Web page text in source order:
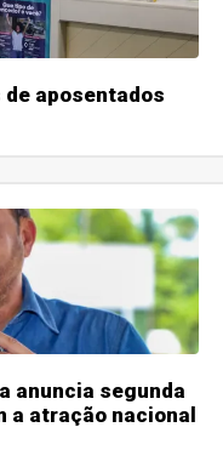
aposentados
anuncia segunda
a atração nacional